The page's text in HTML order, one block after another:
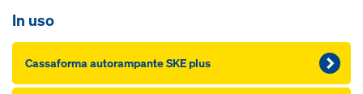
In uso
Cas­saforma autorampante SKE plus